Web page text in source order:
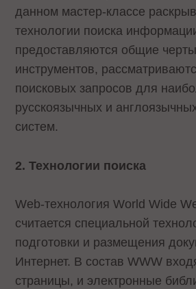
данном мастер-классе
технологии поиска
предоставляются общие
инструментов,
поисковых запросов для
русскоязычных и
систем.
2. Технологии поиска
Web-технология World Wide
считается специальной
подготовки и размещения
Интернет. В состав WWW
страницы, и электронные